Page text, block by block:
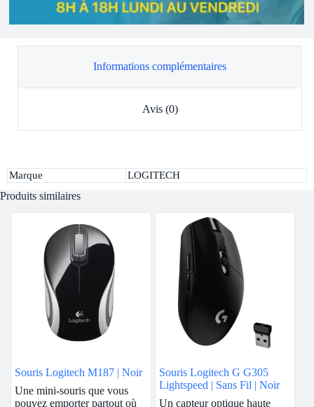
Informations complémentaires
Avis (0)
Marque LOGITECH
Produits similaires
Souris Logitech M187 | Noir
Une mini-souris que vous
pouvez emporter partout où
Souris Logitech G G305
Lightspeed | Sans Fil | Noir
Un capteur optique haute